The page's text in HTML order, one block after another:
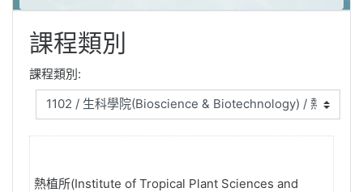
課程類別
課程類別:
熱植所(Institute of Tropical Plant Sciences and